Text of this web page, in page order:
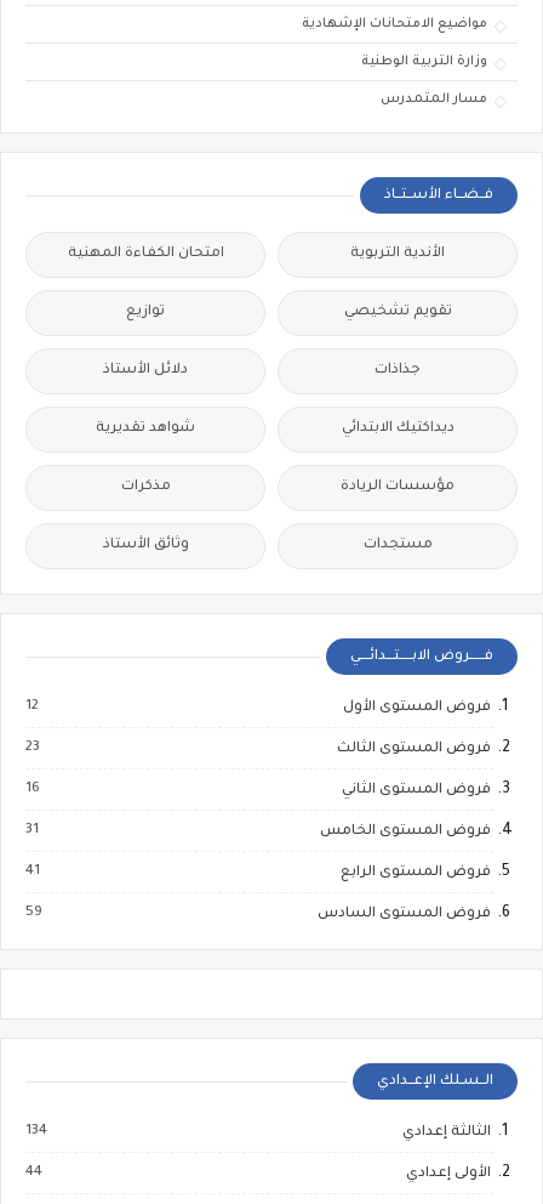
مواضيع الامتحانات الإشهادية
وزارة التربية الوطنية
مسار المتمدرس
فــضــاء الأســتــاذ
الأندية التربوية امتحان الكفاءة المهنية
تقويم تشخيصي توازيع
جذاذات دلائل الأستاذ
ديداكتيك الابتدائي شواهد تقديرية
مؤسسات الريادة مذكرات
مستجدات وثائق الأستاذ
فــــــروض الابـــــتـــدائــــي
فروض المستوى الأول 12
فروض المستوى الثالث 23
فروض المستوى الثاني 16
فروض المستوى الخامس 31
فروض المستوى الرابع 41
فروض المستوى السادس 59
الــسـلك الإعــدادي
الثالثة إعدادي 134
الأولى إعدادي 44